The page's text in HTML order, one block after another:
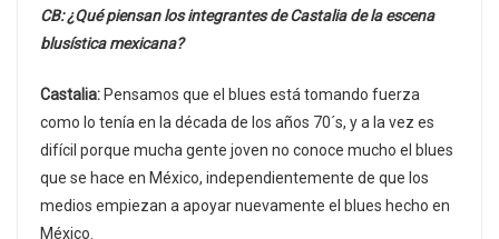
CB: ¿Qué piensan los integrantes de Castalia de la escena
blusística mexicana?
Castalia: Pensamos que el blues está tomando fuerza
como lo tenía en la década de los años 70´s, y a la vez es
difícil porque mucha gente joven no conoce mucho el blues
que se hace en México, independientemente de que los
medios empiezan a apoyar nuevamente el blues hecho en
México.